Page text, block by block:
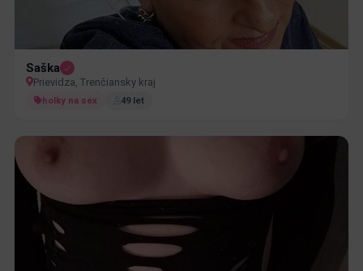
Saška
Prievidza, Trenčiansky kraj
holky na sex 49 let